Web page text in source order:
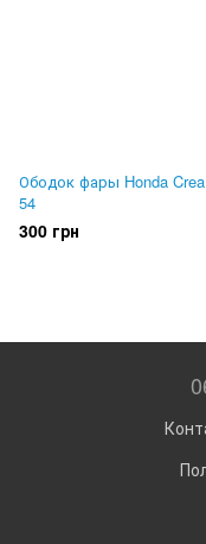
Ободок фары Honda
54
300 грн